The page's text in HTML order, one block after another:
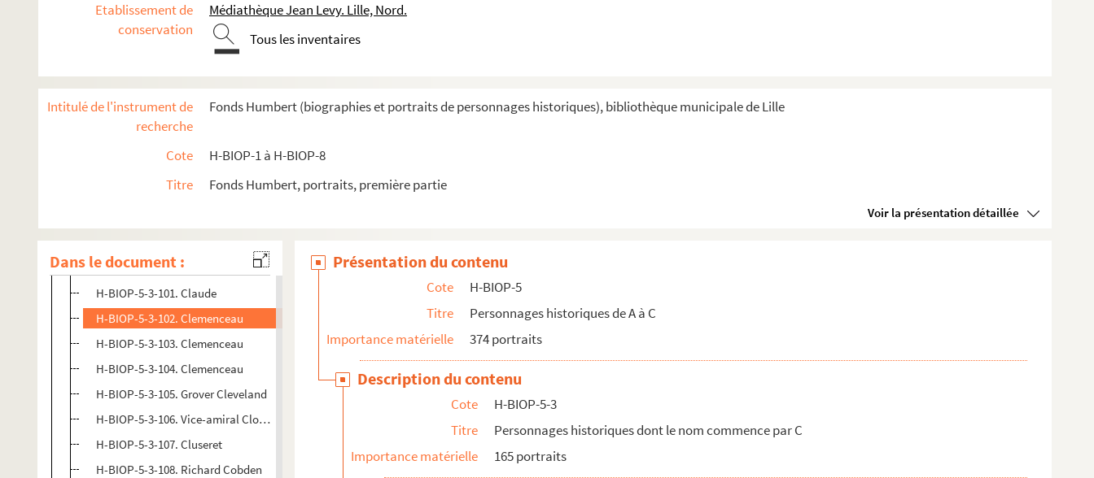
Etablissement de
conservation
Médiathèque Jean Levy. Lille, Nord.
Tous les inventaires
Intitulé de l'instrument de
recherche
Fonds Humbert (biographies et portraits de personnages historiques), bibliothèque municipale de Lille
Cote
H-BIOP-1 à H-BIOP-8
Titre
Fonds Humbert, portraits, première partie
Voir la présentation détaillée
Dans le document :
H-BIOP-5-3-90. Cherif-Pacha
H-BIOP-5-3-91. Cherif-Pacha
H-BIOP-5-3-93. Chesley Heal, l'homme de 109 ans
H-BIOP-5-3-94. Chevert
H-BIOP-5-3-97. Chui-a-poo, le pirate chinois
H-BIOP-5-3-99. Comte de Clarendon
H-BIOP-5-3-100. Claude
H-BIOP-5-3-101. Claude
H-BIOP-5-3-102. Clemenceau
H-BIOP-5-3-103. Clemenceau
H-BIOP-5-3-104. Clemenceau
H-BIOP-5-3-105. Grover Cleveland
H-BIOP-5-3-106. Vice-amiral Cloué, ministre de la marine
H-BIOP-5-3-107. Cluseret
H-BIOP-5-3-108. Richard Cobden
Présentation du contenu
Cote
H-BIOP-5
Titre
Personnages historiques de A à C
Importance matérielle
374 portraits
Description du contenu
Cote
H-BIOP-5-3
Titre
Personnages historiques dont le nom commence par C
Importance matérielle
165 portraits